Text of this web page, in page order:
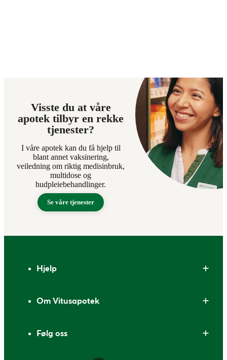
Visste du at våre
apotek tilbyr en rekke
tjenester?
I våre apotek kan du få hjelp til
blant annet vaksinering,
veiledning om riktig medisinbruk,
multidose og
hudpleiebehandlinger.
Se våre tjenester
Hjelp
Om Vitusapotek
Følg oss